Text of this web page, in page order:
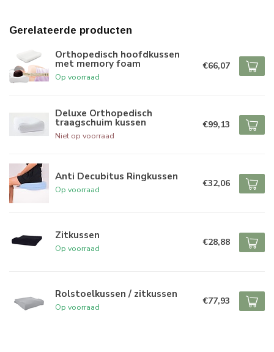
Gerelateerde producten
Orthopedisch hoofdkussen
met memory foam
Op voorraad
€66,07
Deluxe Orthopedisch
traagschuim kussen
Niet op voorraad
€99,13
Anti Decubitus Ringkussen
Op voorraad
€32,06
Zitkussen
Op voorraad
€28,88
Rolstoelkussen / zitkussen
Op voorraad
€77,93